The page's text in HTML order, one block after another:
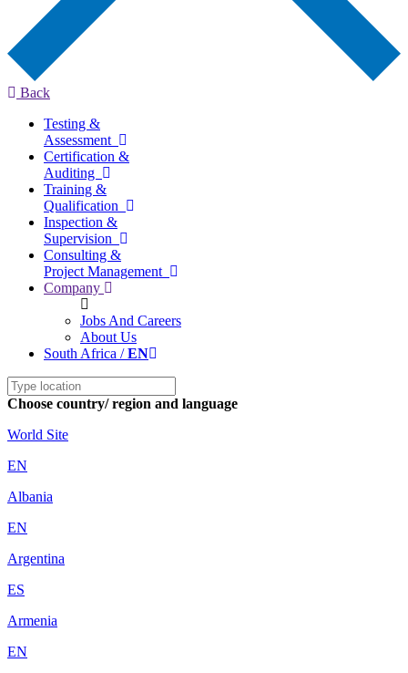
Back
Testing &
Assessment
Certification &
Auditing
Training &
Qualification
Inspection &
Supervision
Consulting &
Project Management
Company
Jobs And Careers
About Us
South Africa /EN
Choose country/ region and language
World Site
EN
Albania
EN
Argentina
ES
Armenia
EN